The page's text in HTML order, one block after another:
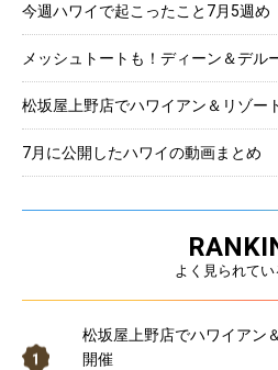
今週ハワイで起こったこと7月5週め
メッシュトートも！ディーン＆デル
松坂屋上野店でハワイアン＆リゾー
7月に公開したハワイの動画まとめ
よく見られて
松坂屋上野店でハワイアン
開催